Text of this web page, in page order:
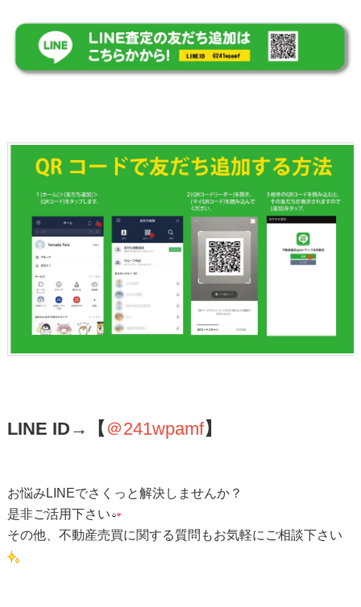
LINE ID→【 ＠241wpamf】
お悩みLINEでさくっと解決しませんか？
是非ご活用下さい
その他、不動産売買に関する質問もお気軽にご相談下さい